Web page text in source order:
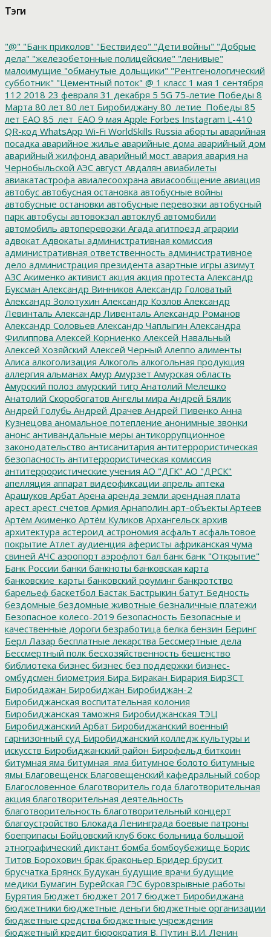
Тэги
"@" "Банк приколов" "Бествидео" "Дети войны" "Добрые
дела" "железобетонные полицейские" "ленивые"
малоимущие "обманутые дольщики" "Рентгенологический
субботник" "Цементный поток" @ 1 класс 1 мая 1 сентября
112 2018 23 февраля 31 декабря 5 5G 75-летие Победы 8
Марта 80 лет 80 лет Биробиджану 80_летие_Победы 85
лет ЕАО 85_лет_ЕАО 9 мая Apple Forbes Instagram L-410
QR-код WhatsApp Wi-Fi WorldSkills Russia аборты аварийная
посадка аварийное жилье аварийные дома аварийный дом
аварийный жилфонд аварийный мост авария авария на
Чернобыльской АЭС август Авдалян авиабилеты
авиакатастрофа авиалесоохрана авиасообщение авиация
автобус автобусная остановка автобусные войны
автобусные остановки автобусные перевозки автобусный
парк автобусы автовокзал автоклуб автомобили
автомобиль автоперевозки Агада агитпоезд аграрии
адвокат Адвокаты административная комиссия
административная ответственность административное
дело администрация президента азартные игры азимут
АЗС Акименко активист акция акция протеста Александр
Буксман Александр Винников Александр Головатый
Александр Золотухин Александр Козлов Александр
Левинталь Александр Ливенталь Александр Романов
Александр Соловьев Александр Чаплыгин Александра
Филиппова Алексей Корниенко Алексей Навальный
Алексей Хозяйский Алексей Черный Алеппо алименты
Алиса алкоголизация Алкоголь алкогольная продукция
аллергия альманах Амур Амурзет Амурская область
Амурский полоз амурский тигр Анатолий Мелешко
Анатолий Скоробогатов Ангелы мира Андрей Бялик
Андрей Голубь Андрей Драчев Андрей Пивенко Анна
Кузнецова аномальное потепление анонимные звонки
анонс антивандальные меры антикоррупционное
законодательство антисанитария антитеррористическая
безопасность антитеррористическая комиссия
антитеррористические учения АО "ДГК" АО "ДРСК"
апелляция аппарат видеофиксации апрель аптека
Арашуков Арбат Арена аренда земли арендная плата
арест арест счетов Армия Арнаполин арт-объекты Артеев
Артём Акименко Артём Куликов Архангельск архив
архитектура астероид астрономия асфальт асфальтовое
покрытие Атлет аудиенция аферисты африканская чума
свиней АЧС аэропорт аэрофлот бал банк банк "Открытие"
Банк России банки банкноты банковская карта
банковские_карты банковский роуминг банкротство
барельеф баскетбол Бастак Бастрыкин батут Бедность
бездомные бездомные животные безналичные платежи
Безопасное колесо-2019 безопасность Безопасные и
качественные дороги безработица белка бензин Беринг
Берл Лазар бесплатные лекарства Бессмертные дела
Бессмертный полк бесхозяйственность бешенство
библиотека бизнес бизнес без поддержки бизнес-
омбудсмен биометрия Бира Биракан Бирария БирЗСТ
Биробидажан Биробиджан Биробиджан-2
Биробиджанская воспитательная колония
Биробиджанская таможня Биробиджанская ТЭЦ
Биробиджанский Арбат Биробиджанский военный
гарнизонный суд Биробиджанский колледж культуры и
искусств Биробиджанский район Бирофельд биткоин
битумная яма битумная_яма битумное болото битумные
ямы Благовещенск Благовещенский кафедральный собор
Благословенное благотворитель года благотворительная
акция благотворительная деятельность
благотворительность благотворительный концерт
благоустройство Блокада Ленинграда боевые патроны
боеприпасы Бойцовский клуб бокс больница большой
этнографический диктант бомба бомбоубежище Борис
Титов Борохович брак браконьер Бридер брусит
брусчатка Брянск Будукан будущие врачи будущие
медики Бумагин Бурейская ГЭС буровзрывные работы
Бурятия Бюджет бюджет 2017 бюджет Биробиджана
бюджетники бюджетные деньги бюджетные организации
бюджетные средства бюджетные учреждения
бюджетный кредит бюрократия В. Путин В.И. Ленин